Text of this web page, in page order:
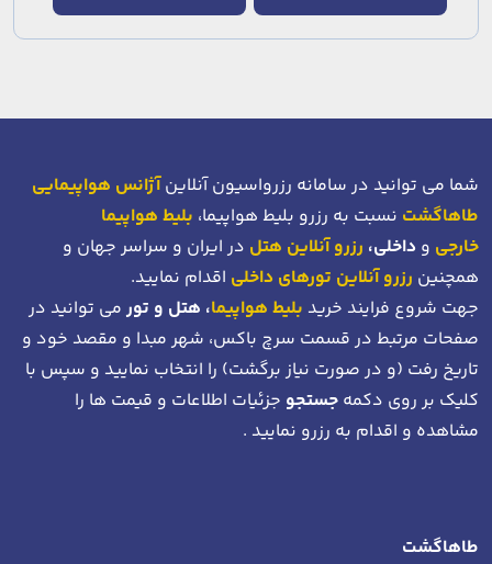
شما می توانید در سامانه رزرواسیون آنلاینآژانس هواپیمایی
طاهاگشت نسبت به رزرو بلیط هواپیما، بلیط هواپیما
خارجی و داخلی، رزرو آنلاین هتل در ایران و سراسر جهان و
همچنین رزرو آنلاین تورهای داخلی اقدام نمایید.
جهت شروع فرایند خرید بلیط هواپیما، هتل و تورمی توانید در
صفحات مرتبط در قسمت سرچ باکس، شهر مبدا و مقصد خود و
تاریخ رفت (و در صورت نیاز برگشت) را انتخاب نمایید و سپس با
کلیک بر روی دکمه جستجو جزئیات اطلاعات و قیمت ها را
مشاهده و اقدام به رزرو نمایید .
طاهاگشت